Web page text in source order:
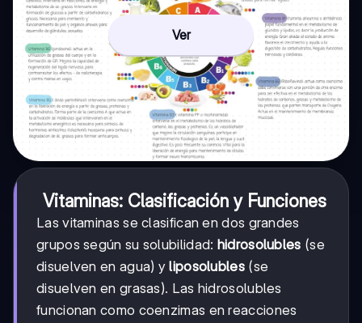
Ver
Vitaminas: Clasificación y Funciones
Las vitaminas se clasifican en dos grandes
grupos según su solubilidad: hidrosolubles (se
disuelven en agua) yliposolubles(se
disuelven en grasas). Las hidrosolubles
funcionan como coenzimas en reacciones